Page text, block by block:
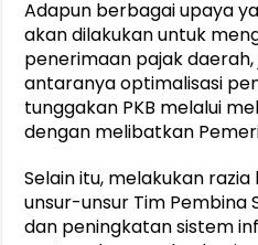
Adapun berbagai upaya
akan dilakukan untuk
penerimaan pajak daerah,
antaranya optimalisasi
tunggakan PKB melalui
dengan melibatkan
Selain itu, melakukan
unsur-unsur Tim
dan peningkatan sistem